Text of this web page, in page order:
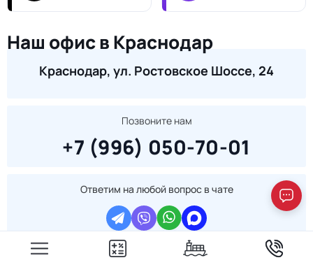
Наш офис в Краснодар
Краснодар, ул. Ростовское Шоссе, 24
Позвоните нам
+7 (996) 050-70-01
Ответим на любой вопрос в чате
Политика конфиденциальности